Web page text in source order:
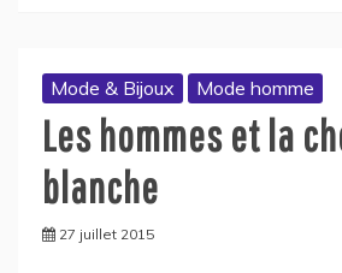
Mode & Bijoux Mode homme
Les hommes et la
blanche
27 juillet 2015